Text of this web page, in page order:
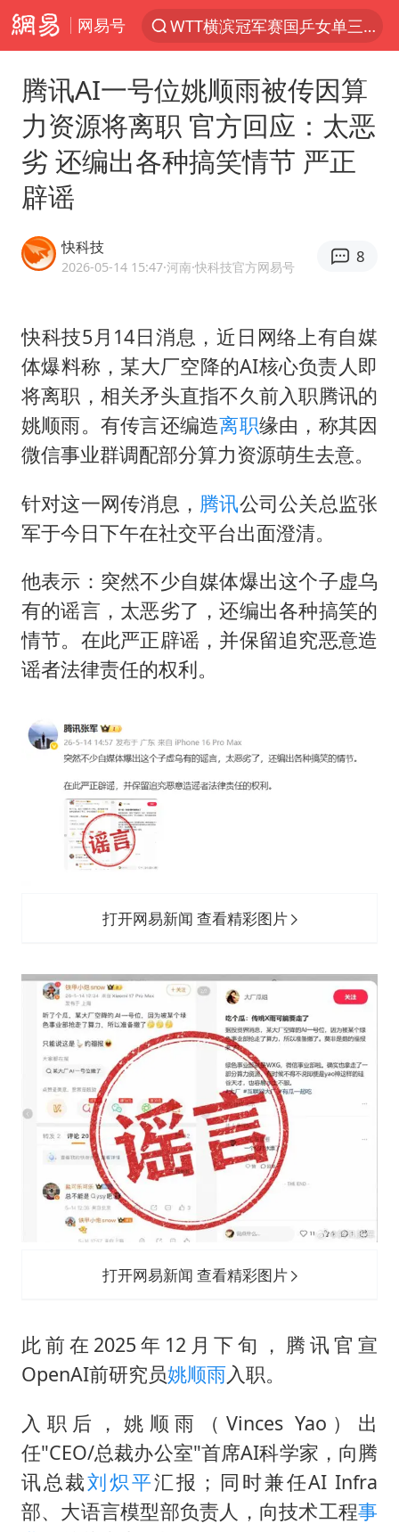
网易号
WTT横滨冠军赛国乒女单三将晋级四强
陈思诚零点晒照为佟丽娅庆生
微信又有新功能，你可以“撤回”你的撤回了！
郑丽文：台湾从来没有“独立”过
酒店花洒现排泄物住客索赔遭拒
夏日经济乘“热”而上 消费市场向“新”而行
36岁男演员成景区NPC后人气爆棚
新疆优化调整景区内自驾服务费
检测列车撞人致11死2伤 涉事单位被罚
全民健身事业高质量发展
台当局重金为“台独”织“皇帝新衣”
几元成本的AI广告导致千万市值蒸发
老挝国会主席赛宋蓬逝世
乐享全民健身 共筑健康中国
腾讯AI一号位姚顺雨被传因算
力资源将离职 官方回应：太恶
劣 还编出各种搞笑情节 严正
辟谣
快科技
2026-05-14 15:47·河南·快科技官方网易号
8
快科技5月14日消息，近日网络上有自媒
体爆料称，某大厂空降的AI核心负责人即
将离职，相关矛头直指不久前入职腾讯的
姚顺雨。有传言还编造离职缘由，称其因
微信事业群调配部分算力资源萌生去意。
针对这一网传消息， 腾讯公司公关总监张
军于今日下午在社交平台出面澄清。
他表示：突然不少自媒体爆出这个子虚乌
有的谣言，太恶劣了，还编出各种搞笑的
情节。在此严正辟谣，并保留追究恶意造
谣者法律责任的权利。
打开网易新闻 查看精彩图片
打开网易新闻 查看精彩图片
此前在2025年12月下旬，腾讯官宣
OpenAI前研究员姚顺雨入职。
入职后，姚顺雨（Vinces Yao）出
任"CEO/总裁办公室"首席AI科学家，向腾
讯总裁刘炽平汇报；同时兼任AI Infra
部、大语言模型部负责人，向技术工程事